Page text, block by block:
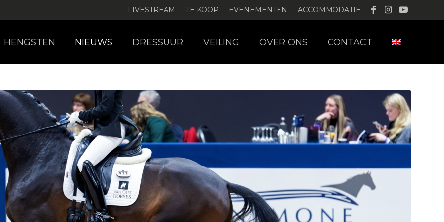
LIVESTREAM TE KOOP EVENEMENTEN ACCOMMODATIE
HENGSTEN NIEUWS DRESSUUR VEILING OVER ONS CONTACT